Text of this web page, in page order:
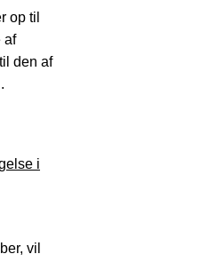
op til
af
den af
i
vil